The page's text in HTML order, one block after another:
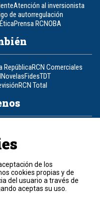
Atención al inversionista
de autorregulación
Prensa RCNOBA
RepúblicaRCN Comerciales
NovelasFidesTDT
RCN Total
de los
cookies propias y de
del usuario a través de
aceptas su uso.